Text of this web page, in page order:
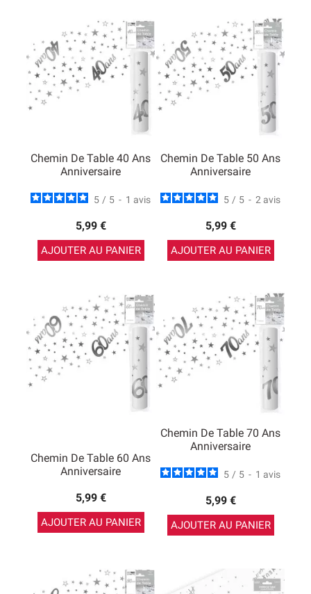
Chemin De Table 40 Ans
Anniversaire
5 / 5 - 1 avis
5,99 €
AJOUTER AU PANIER
Chemin De Table 50 Ans
Anniversaire
5 / 5 - 2 avis
5,99 €
AJOUTER AU PANIER
Chemin De Table 60 Ans
Anniversaire
5,99 €
AJOUTER AU PANIER
Chemin De Table 70 Ans
Anniversaire
5 / 5 - 1 avis
5,99 €
AJOUTER AU PANIER